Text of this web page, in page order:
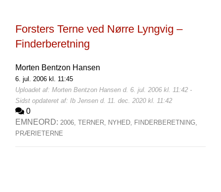
Forsters Terne ved Nørre Lyngvig –
Finderberetning
Morten Bentzon Hansen
6. jul. 2006 kl. 11:45
Uploadet af: Morten Bentzon Hansen d. 6. jul. 2006 kl. 11:42 -
Sidst opdateret af: Ib Jensen d. 11. dec. 2020 kl. 11:42
0
EMNEORD: 2006, TERNER, NYHED, FINDERBERETNING,
PRÆRIETERNE